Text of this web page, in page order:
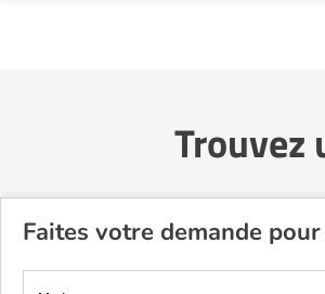
Trouvez
Faites votre demande